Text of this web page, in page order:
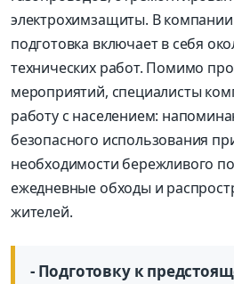
электрохимзащиты. В
подготовка включает в себя
технических работ. Помимо
мероприятий, специалисты
работу с населением:
безопасного использования
необходимости бережливого
ежедневные обходы и
жителей.
- Подготовку к